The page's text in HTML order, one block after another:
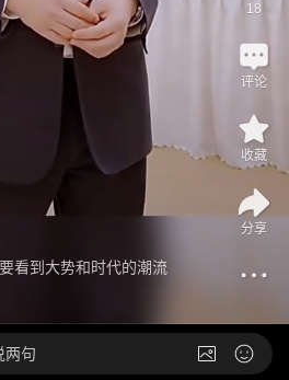
看到大势和时代的潮流
18
评论
收藏
分享
两句